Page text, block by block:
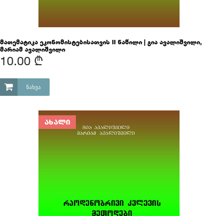
მათემატიკა ეკონომისტებისათვის II ნაწილი | გია ავალიშვილი,
მარიამ ავალიშვილი
10.00 ₾
ᲜᲐᲮᲕᲐ
ᲐᲮᲐᲚᲘ